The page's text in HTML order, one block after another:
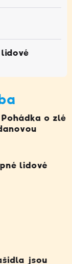
o zlé
lidové
jsou